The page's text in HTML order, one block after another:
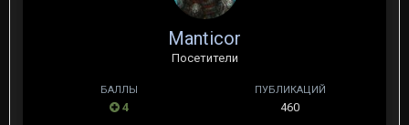
Manticor
Посетители
БАЛЛЫ
4
ПУБЛИКАЦИЙ
460